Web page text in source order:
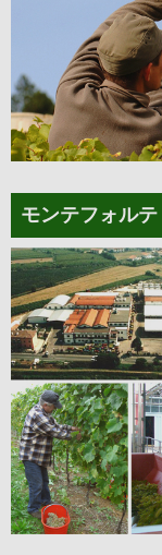
モンテフォル